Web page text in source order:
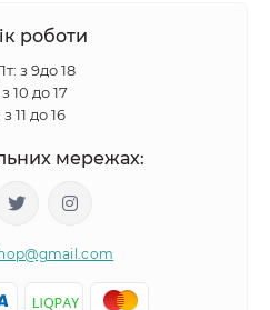
роботи
з 9до 18
10 до 17
11 до 16
мережах: